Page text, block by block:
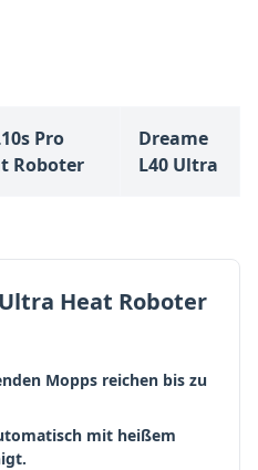
Pro
Roboter
Dreame
L40 Ultra
Heat Roboter
Mopps reichen bis zu
mit heißem